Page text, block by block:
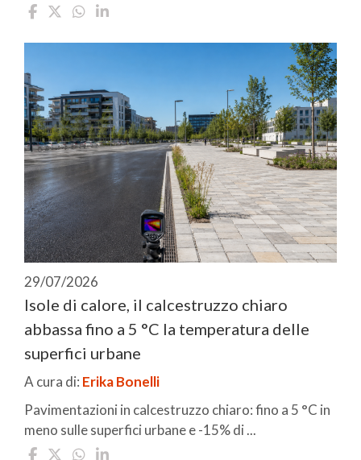
29/07/2026
Isole di calore, il calcestruzzo chiaro
abbassa fino a 5 °C la temperatura delle
superfici urbane
A cura di: Erika Bonelli
Pavimentazioni in calcestruzzo chiaro: fino a 5 °C in
meno sulle superfici urbane e -15% di ...